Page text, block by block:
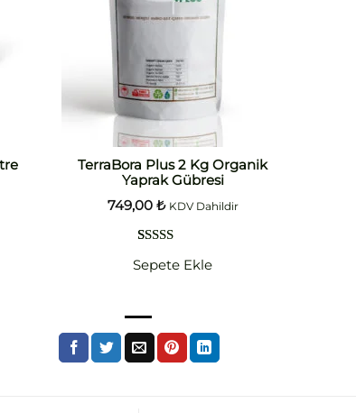
TerraBora Plus 2 Kg Organik
Yaprak Gübresi
749,00 ₺ KDV Dahildir
puanına
5 üzerinden
5.00puan
aldı
Sepete Ekle